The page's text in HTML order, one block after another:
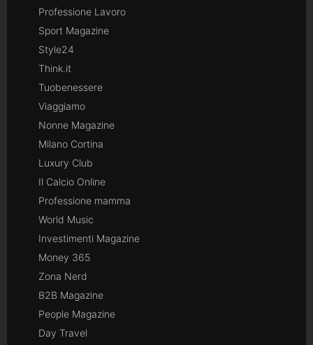
Professione Lavoro
Sport Magazine
Style24
Think.it
Tuobenessere
Viaggiamo
Nonne Magazine
Milano Cortina
Luxury Club
Il Calcio Online
Professione mamma
World Music
Investimenti Magazine
Money 365
Zona Nerd
B2B Magazine
People Magazine
Day Travel